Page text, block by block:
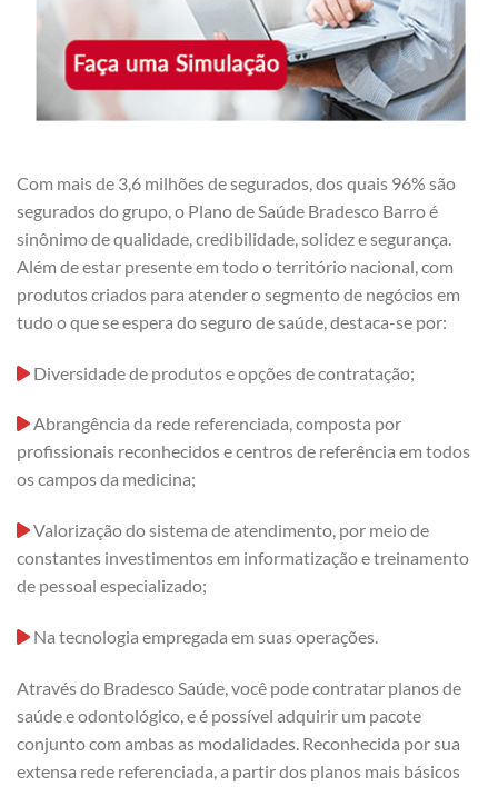
Com mais de 3,6 milhões de segurados, dos quais 96% são
segurados do grupo, o Plano de Saúde Bradesco Barro é
sinônimo de qualidade, credibilidade, solidez e segurança.
Além de estar presente em todo o território nacional, com
produtos criados para atender o segmento de negócios em
tudo o que se espera do seguro de saúde, destaca-se por:
Diversidade de produtos e opções de contratação;
Abrangência da rede referenciada, composta por
profissionais reconhecidos e centros de referência em todos
os campos da medicina;
Valorização do sistema de atendimento, por meio de
constantes investimentos em informatização e treinamento
de pessoal especializado;
Na tecnologia empregada em suas operações.
Através do Bradesco Saúde, você pode contratar planos de
saúde e odontológico, e é possível adquirir um pacote
conjunto com ambas as modalidades. Reconhecida por sua
extensa rede referenciada, a partir dos planos mais básicos